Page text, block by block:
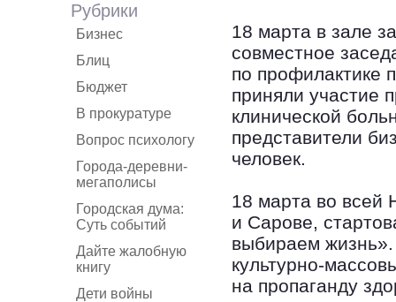
Рубрики
Бизнес
Блиц
Бюджет
В прокуратуре
Вопрос психологу
Города-деревни-
мегаполисы
Городская дума:
Суть событий
Дайте жалобную
книгу
Дети войны
18 марта в зале
совместное
по профилактике
приняли участие
клинической
представители
человек.
18 марта во всей
и Сарове,
выбираем жизнь».
культурно-
на пропаганду